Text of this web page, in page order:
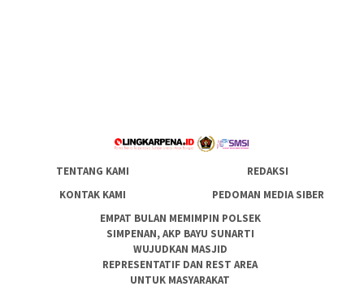
TENTANG KAMI
REDAKSI
KONTAK KAMI
PEDOMAN MEDIA SIBER
EMPAT BULAN MEMIMPIN POLSEK
SIMPENAN, AKP BAYU SUNARTI
WUJUDKAN MASJID
REPRESENTATIF DAN REST AREA
UNTUK MASYARAKAT